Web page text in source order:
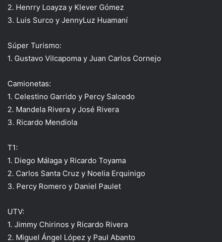
2. Henrry Loayza y Klever Gómez
3. Luis Surco y JennyLuz Huamaní
Súper Turismo:
1. Gustavo Vilcapoma y Juan Carlos Cornejo
Camionetas:
1. Celestino Garrido y Percy Salcedo
2. Mandela Rivera y José Rivera
3. Ricardo Mendiola
T1:
1. Diego Málaga y Ricardo Toyama
2. Carlos Santa Cruz y Noelia Erquinigo
3. Percy Romero y Daniel Paulet
UTV:
1. Jimmy Chirinos y Ricardo Rivera
2. Miguel Ángel López y Paul Abanto